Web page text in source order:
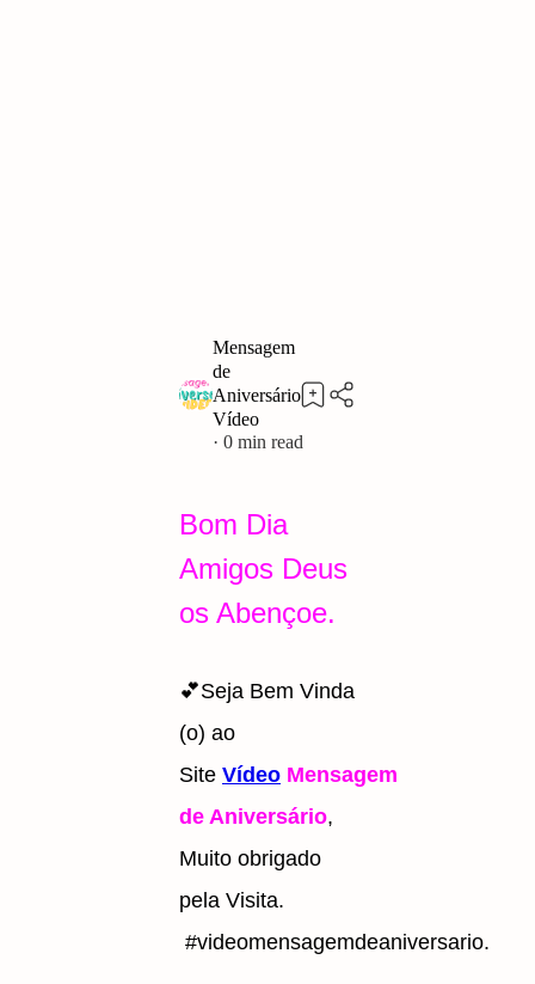
0
Bom Dia
Amigos Deus
os Abençoe.
💕Seja Bem Vinda
(o) ao
Site Vídeo Mensagem
de Aniversário,
Muito obrigado
pela Visita.
#videomensagemdeaniversario.